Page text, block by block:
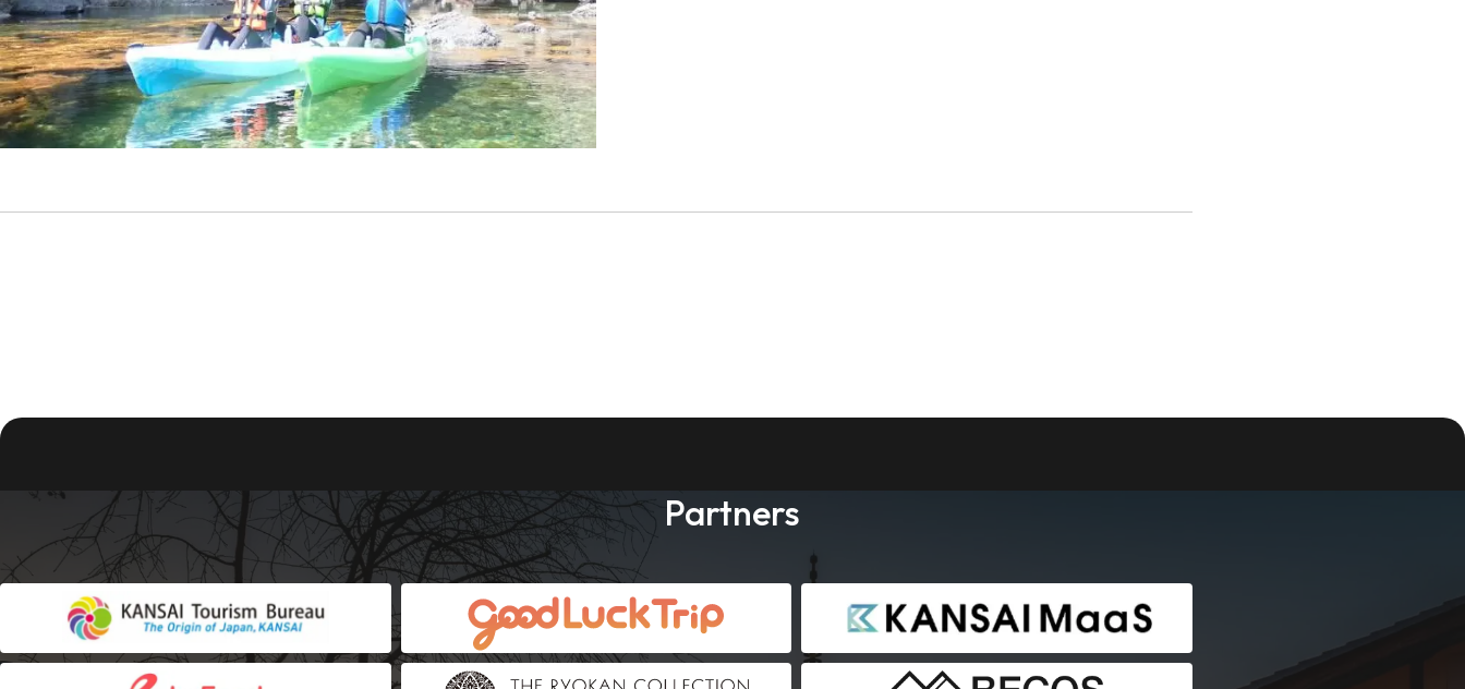
Partners